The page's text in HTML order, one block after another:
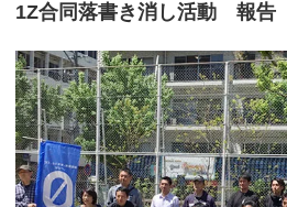
1Z合同落書き消し活動 報告